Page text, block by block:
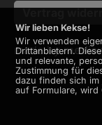
Vertrag
made bymedia
Wir lieben Kekse!
Wir verwenden
Drittanbietern.
und relevante,
Zustimmung für
dazu finden sich im
auf Formulare, wird